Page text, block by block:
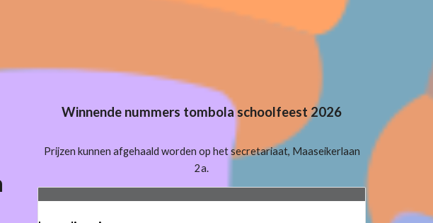
Winnende nummers tombola schoolfeest 2026
Prijzen kunnen afgehaald worden op het secretariaat, Maaseikerlaan
2a.